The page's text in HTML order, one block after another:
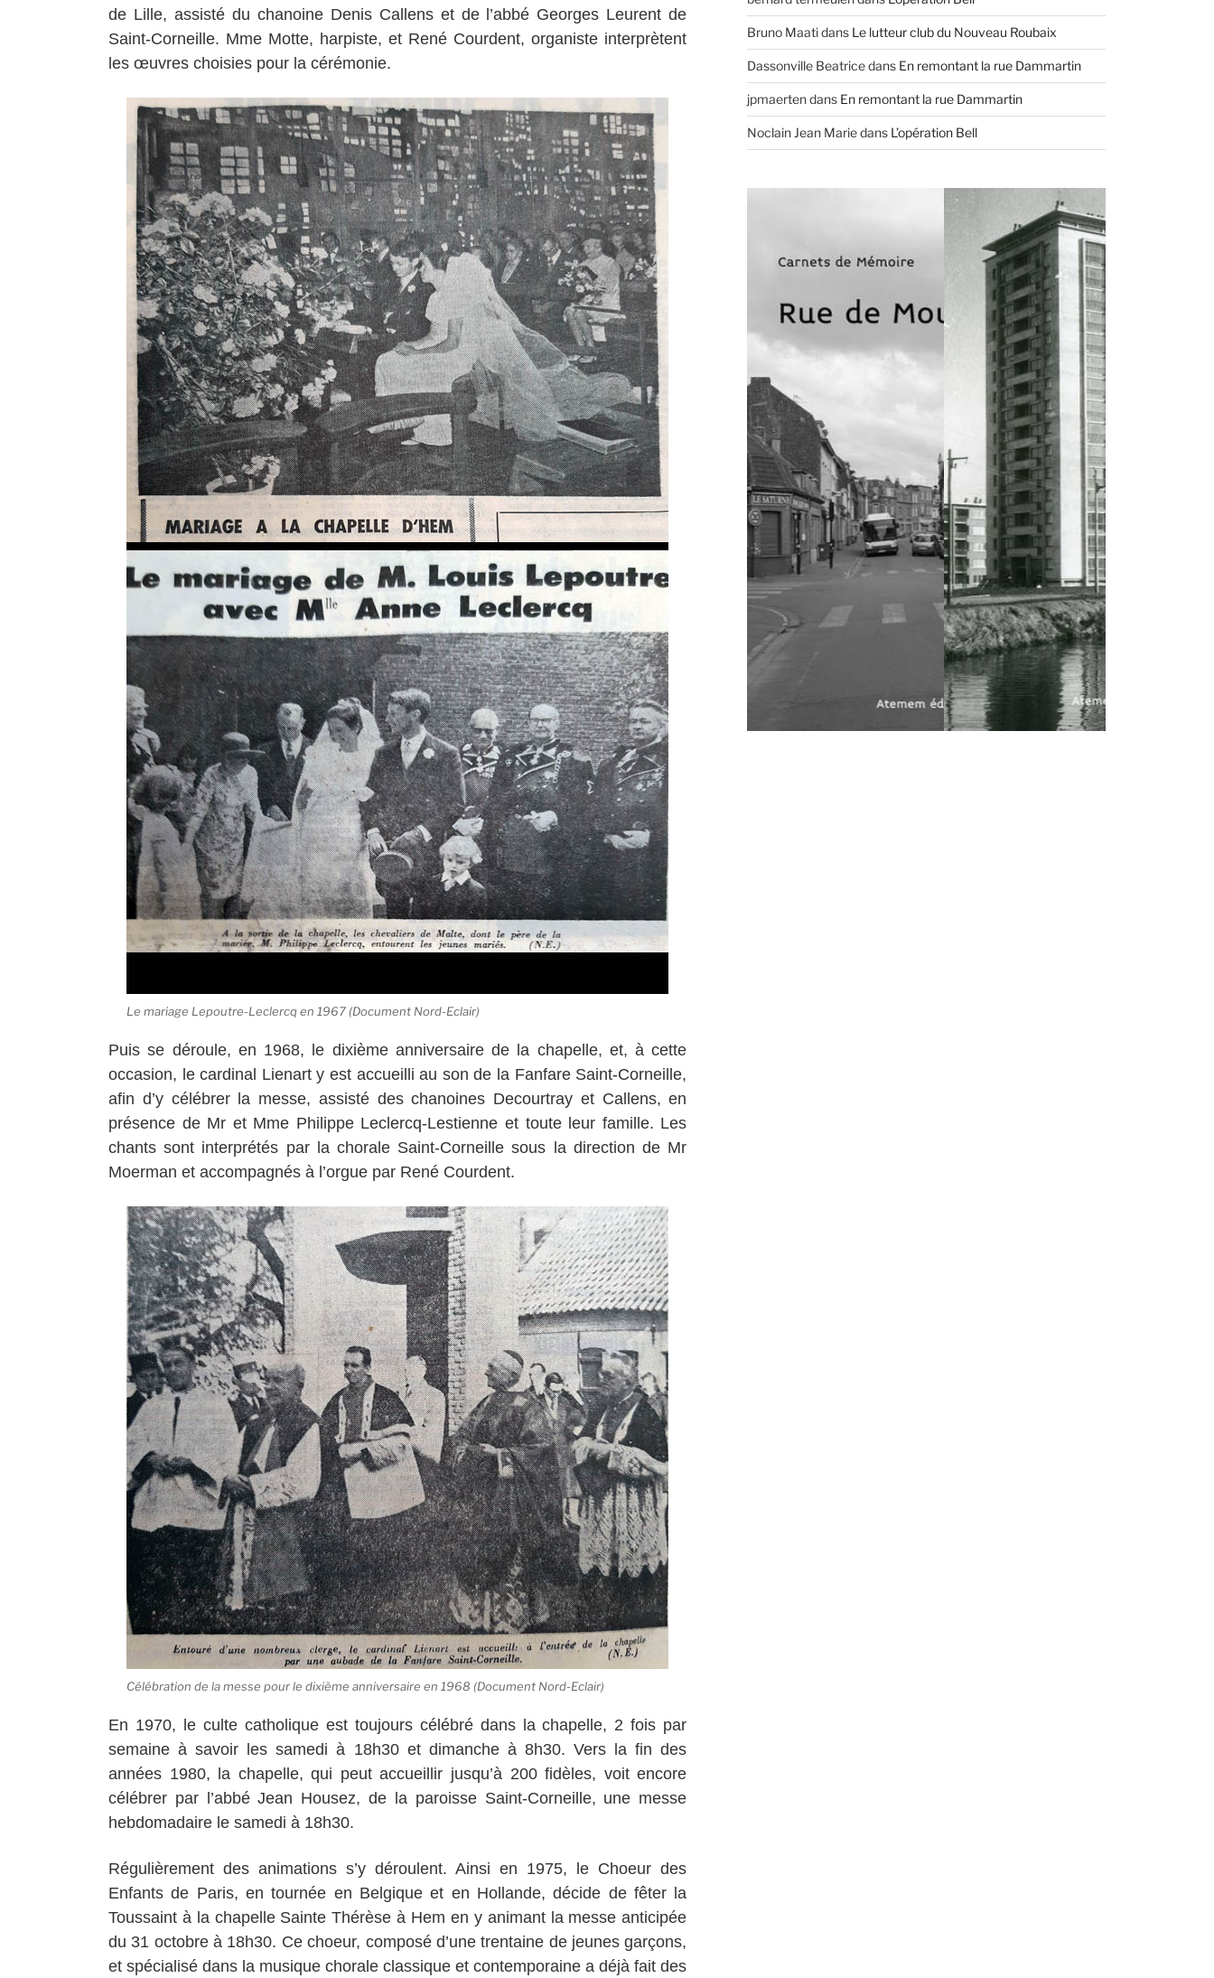
de Lille, assisté du chanoine Denis Callens et de l’abbé Georges Leurent de
Saint-Corneille. Mme Motte, harpiste, et René Courdent, organiste interprètent
les œuvres choisies pour la cérémonie.
Le mariage Lepoutre-Leclercq en 1967 (Document Nord-Eclair)
Puis se déroule, en 1968, le dixième anniversaire de la chapelle, et, à cette
occasion, le cardinal Lienart y est accueilli au son de la Fanfare Saint-Corneille,
afin d’y célébrer la messe, assisté des chanoines Decourtray et Callens, en
présence de Mr et Mme Philippe Leclercq-Lestienne et toute leur famille. Les
chants sont interprétés par la chorale Saint-Corneille sous la direction de Mr
Moerman et accompagnés à l’orgue par René Courdent.
Célébration de la messe pour le dixième anniversaire en 1968 (Document Nord-Eclair)
En 1970, le culte catholique est toujours célébré dans la chapelle, 2 fois par
semaine à savoir les samedi à 18h30 et dimanche à 8h30. Vers la fin des
années 1980, la chapelle, qui peut accueillir jusqu’à 200 fidèles, voit encore
célébrer par l’abbé Jean Housez, de la paroisse Saint-Corneille, une messe
hebdomadaire le samedi à 18h30.
Régulièrement des animations s’y déroulent. Ainsi en 1975, le Choeur des
Enfants de Paris, en tournée en Belgique et en Hollande, décide de fêter la
Toussaint à la chapelle Sainte Thérèse à Hem en y animant la messe anticipée
du 31 octobre à 18h30. Ce choeur, composé d’une trentaine de jeunes garçons,
et spécialisé dans la musique chorale classique et contemporaine a déjà fait des
Bruno Maatidans Le lutteur club du Nouveau Roubaix
Dassonville Beatricedans En remontant la rue Dammartin
jpmaertendans En remontant la rue Dammartin
Noclain Jean Mariedans L’opération Bell